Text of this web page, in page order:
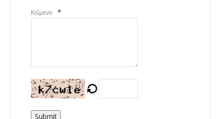
Κείμενο *
Submit